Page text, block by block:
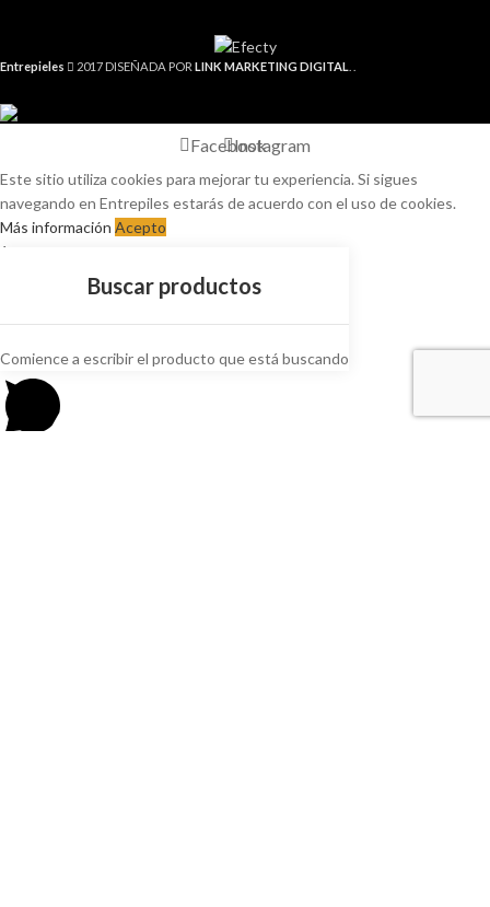
Entrepieles 2017 DISEÑADA POR LINK MARKETING DIGITAL
Comience a escribir el producto que está buscando
FacebookInstagram
Este sitio utiliza cookies para mejorar tu experiencia. Si sigues
navegando en Entrepiles estarás de acuerdo con el uso de cookies.
Más información Acepto
1
Abrir chat